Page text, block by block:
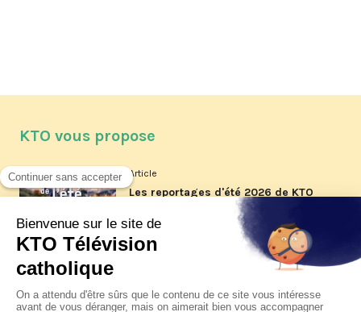
KTO vous propose
Article
Les reportages d'été 2026 de KTO
Article
La visite pastorale du pape Léon
jeudi 6 août